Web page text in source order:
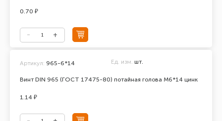
0.70 ₽
Винт DIN 965 (ГОСТ 17475-80) потайная голова М6*14 цинк
Артикул: 965-6*14 Ед. изм. шт.
1.14 ₽